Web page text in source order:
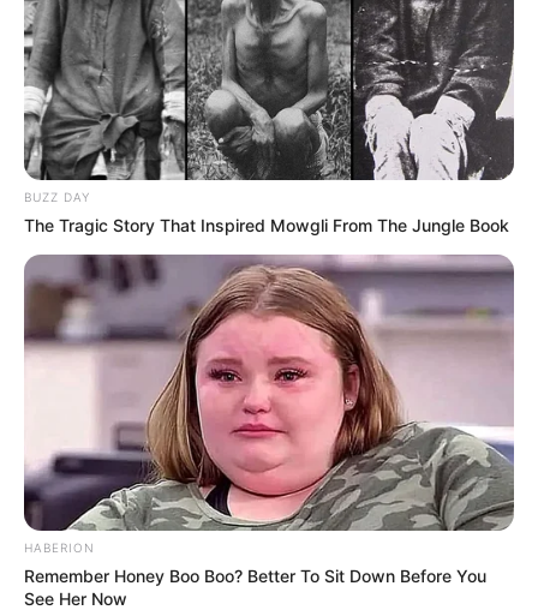
BUZZ DAY
The Tragic Story That Inspired Mowgli From The Jungle Book
HABERION
Remember Honey Boo Boo? Better To Sit Down Before You
See Her Now